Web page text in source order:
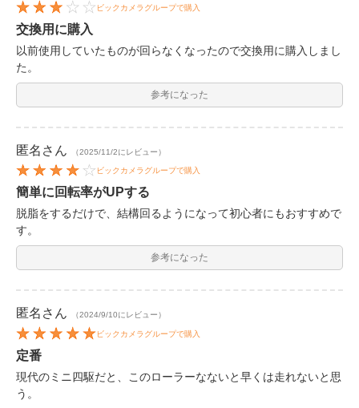
ビックカメラグループで購入
交換用に購入
以前使用していたものが回らなくなったので交換用に購入しまし
た。
参考になった
匿名 さん （2025/11/2にレビュー）
ビックカメラグループで購入
簡単に回転率がUPする
脱脂をするだけで、結構回るようになって初心者にもおすすめで
す。
参考になった
匿名 さん （2024/9/10にレビュー）
ビックカメラグループで購入
定番
現代のミニ四駆だと、このローラーなないと早くは走れないと思
う。